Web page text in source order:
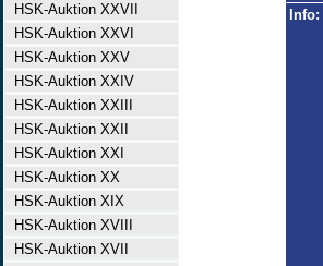
HSK-Auktion XXVII
HSK-Auktion XXVI
HSK-Auktion XXV
HSK-Auktion XXIV
HSK-Auktion XXIII
HSK-Auktion XXII
HSK-Auktion XXI
HSK-Auktion XX
HSK-Auktion XIX
HSK-Auktion XVIII
HSK-Auktion XVII
Info: